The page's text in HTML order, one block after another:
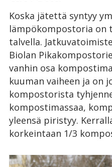
Koska jätettä syntyy
lämpökompostoria on
talvella.
Biolan
vanhin osa
kuuman vaiheen ja on
kompostorista
kompostimassaa,
yleensä piristyy.
korkeintaan 1/3